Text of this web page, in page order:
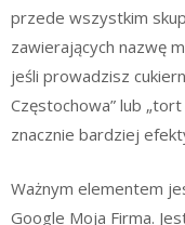
przede wszystkim
zawierających nazwę
jeśli prowadzisz
Częstochowa” lub
znacznie bardziej
Ważnym elementem
Google Moja Firma.